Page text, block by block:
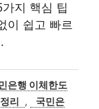
지 핵심 팁
이 쉽고 빠르
은행 이체한도
리 ,
국민은